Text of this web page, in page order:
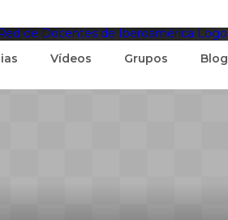
Vídeos Grupos Blog